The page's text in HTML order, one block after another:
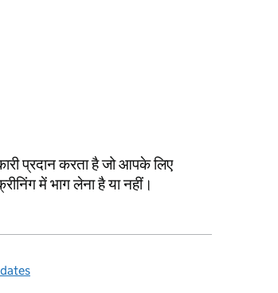
प्रदान करता है जो आपके लिए
में भाग लेना है या नहीं।